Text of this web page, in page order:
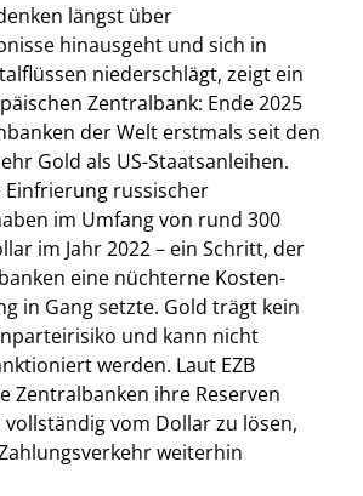
längst über
hinausgeht und sich in
niederschlägt, zeigt ein
Zentralbank: Ende 2025
der Welt erstmals seit den
Gold als US-Staatsanleihen.
Einfrierung russischer
im Umfang von rund 300
im Jahr 2022 – ein Schritt, der
eine nüchterne Kosten-
in Gang setzte. Gold trägt kein
und kann nicht
werden. Laut EZB
Zentralbanken ihre Reserven
vom Dollar zu lösen,
weiterhin